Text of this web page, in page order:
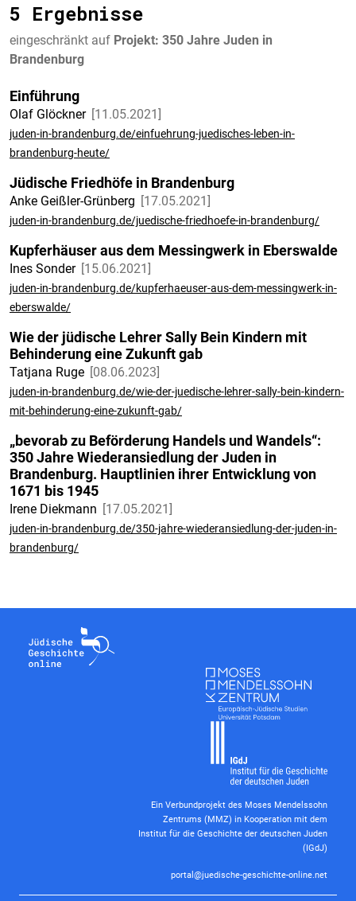
5 Ergebnisse
eingeschränkt auf Projekt: 350 Jahre Juden in
Brandenburg
Einführung
Olaf Glöckner 11.05.2021
juden-in-brandenburg.de/einfuehrung-juedisches-leben-in-
brandenburg-heute/
Jüdische Friedhöfe in Brandenburg
Anke Geißler-Grünberg 17.05.2021
juden-in-brandenburg.de/juedische-friedhoefe-in-brandenburg/
Kupferhäuser aus dem Messingwerk in Eberswalde
Ines Sonder 15.06.2021
juden-in-brandenburg.de/kupferhaeuser-aus-dem-messingwerk-in-
eberswalde/
Wie der jüdische Lehrer Sally Bein Kindern mit
Behinderung eine Zukunft gab
Tatjana Ruge 08.06.2023
juden-in-brandenburg.de/wie-der-juedische-lehrer-sally-bein-kindern-
mit-behinderung-eine-zukunft-gab/
„bevorab zu Beförderung Handels und Wandels“:
350 Jahre Wiederansiedlung der Juden in
Brandenburg. Hauptlinien ihrer Entwicklung von
1671 bis 1945
Irene Diekmann 17.05.2021
juden-in-brandenburg.de/350-jahre-wiederansiedlung-der-juden-in-
brandenburg/
Ein Verbundprojekt des Moses Mendelssohn
Zentrums (MMZ) in Kooperation mit dem
Institut für die Geschichte der deutschen Juden
(IGdJ)
portal@juedische-geschichte-online.net